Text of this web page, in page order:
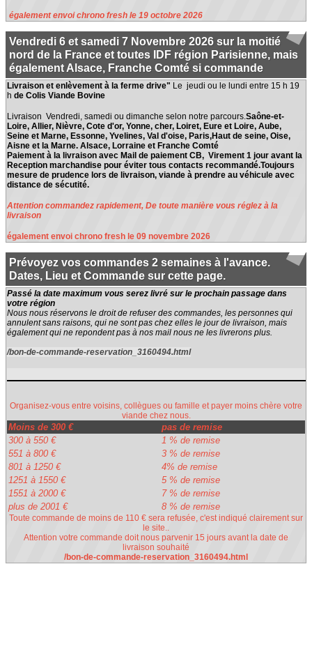
également envoi chrono fresh le 19 octobre 2026
Vendredi 6 et samedi 7 Novembre 2026 sur la moitié
nord de la France et toutes IDF région Parisienne, mais
également Alsace, Franche Comté si commande
Livraison et enlèvement à la ferme drive" Le jeudi ou le lundi entre 15 h 19
h de Colis Viande Bovine
Livraison Vendredi, samedi ou dimanche selon notre parcours.Saône-et-
Loire, Allier, Nièvre, Cote d'or, Yonne, cher, Loiret, Eure et Loire, Aube,
Seine et Marne, Essonne, Yvelines, Val d'oise, Paris,Haut de seine, Oise,
Aisne et la Marne. Alsace, Lorraine et Franche Comté
Paiement à la livraison avec Mail de paiement CB, Virement 1 jour avant la
Reception marchandise pour éviter tous contacts recommandé.Toujours
mesure de prudence lors de livraison, viande à prendre au véhicule avec
distance de sécutité.
Attention commandez rapidement, De toute manière vous réglez à la
livraison
également envoi chrono fresh le 09 novembre 2026
Prévoyez vos commandes 2 semaines à l'avance.
Dates, Lieu et Commande sur cette page.
Passé la date maximum vous serez livré sur le prochain passage dans
votre région
Nous nous réservons le droit de refuser des commandes, les personnes qui
annulent sans raisons, qui ne sont pas chez elles le jour de livraison, mais
également qui ne repondent pas à nos mail nous ne les livrerons plus.
/bon-de-commande-reservation_3160494.html
Organisez-vous entre voisins, collègues ou famille et payer moins chère votre
viande chez nous.
Moins de 300 €
pas de remise
300 à 550 €
1 % de remise
551 à 800 €
3 % de remise
801 à 1250 €
4% de remise
1251 à 1550 €
5 % de remise
1551 à 2000 €
7 % de remise
plus de 2001 €
8 % de remise
Toute commande de moins de 110 € sera refusée, c'est indiqué clairement sur
le site..
Attention votre commande doit nous parvenir 15 jours avant la date de
livraison souhaité
/bon-de-commande-reservation_3160494.html